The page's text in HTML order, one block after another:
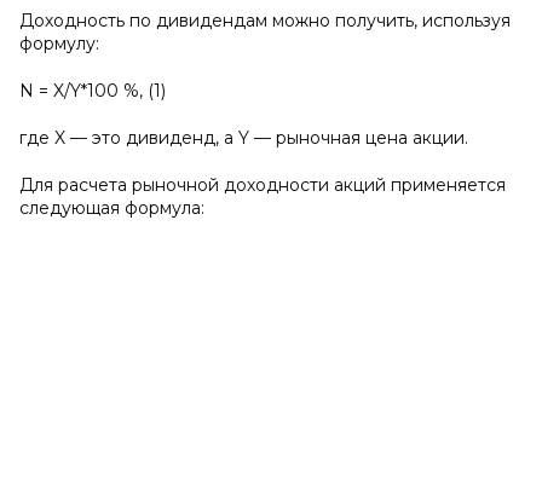
Доходность по дивидендам можно получить, используя
формулу:
N = X/Y*100 %, (1)
где X — это дивиденд, а Y — рыночная цена акции.
Для расчета рыночной доходности акций применяется
следующая формула: